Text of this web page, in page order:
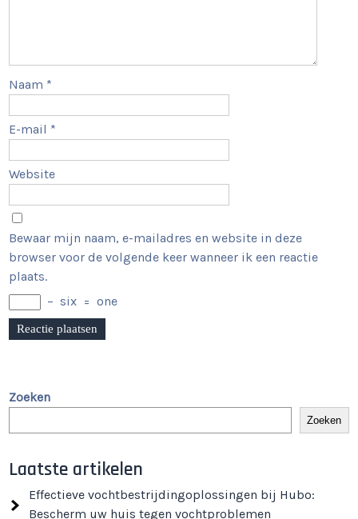
Naam *
E-mail *
Website
Bewaar mijn naam, e-mailadres en website in deze
browser voor de volgende keer wanneer ik een reactie
plaats.
− six = one
Zoeken
Zoeken
Laatste artikelen
Effectieve vochtbestrijdingoplossingen bij Hubo:
Bescherm uw huis tegen vochtproblemen